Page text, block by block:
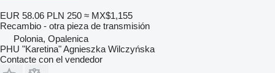
EUR 58.06 PLN 250 ≈ MX$1,155
Recambio - otra pieza de transmisión
Polonia, Opalenica
PHU "Karetina" Agnieszka Wilczyńska
Contacte con el vendedor